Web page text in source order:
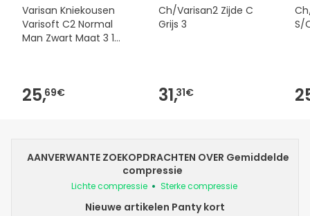
Varisan Kniekousen
Varisoft C2 Normal
Man Zwart Maat 3 1
25,69€
Ch/Varisan2 Zijde C
Grijs 3
31,31€
S/
AANVERWANTE ZOEKOPDRACHTEN OVER Gemiddelde
compressie
Lichte compressie Sterke compressie
Nieuwe artikelen Panty kort